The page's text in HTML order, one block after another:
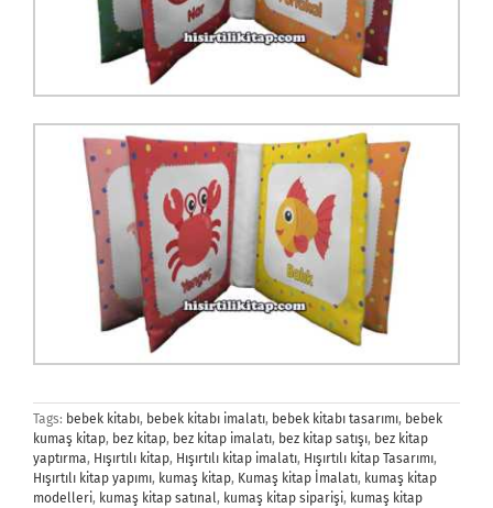
Tags: bebek kitabı, bebek kitabı imalatı, bebek kitabı tasarımı, bebek
kumaş kitap, bez kitap, bez kitap imalatı, bez kitap satışı, bez kitap
yaptırma, Hışırtılı kitap, Hışırtılı kitap imalatı, Hışırtılı kitap Tasarımı,
Hışırtılı kitap yapımı, kumaş kitap, Kumaş kitap İmalatı, kumaş kitap
modelleri, kumaş kitap satınal, kumaş kitap siparişi, kumaş kitap